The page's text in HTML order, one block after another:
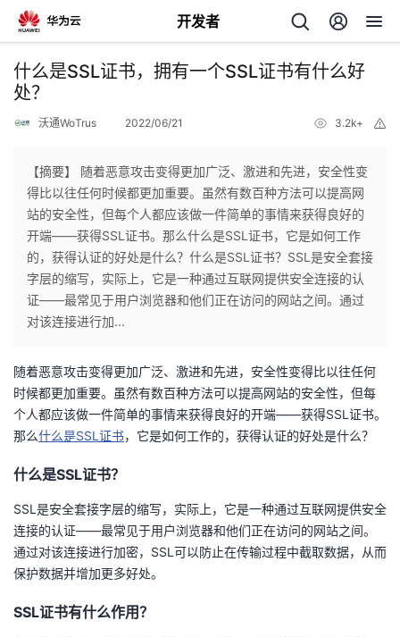
开发者
返
回
个
人
主
我
的
发
者
我
的
博
客
我
的
论
我
的
我
我
开
发
者
学
堂
我
的
Programs
我
的
支
持
我
的
我
什么是SSL证书，拥有一个SSL证书有什么好
处？
沃通WoTrus 2022/06/21 3.2k+
【摘要】 随着恶意攻击变得更加广泛、激进和先进，安全性变
得比以往任何时候都更加重要。虽然有数百种方法可以提高网
站的安全性，但每个人都应该做一件简单的事情来获得良好的
开端——获得SSL证书。那么什么是SSL证书，它是如何工作
的，获得认证的好处是什么？什么是SSL证书？SSL是安全套接
字层的缩写，实际上，它是一种通过互联网提供安全连接的认
证——最常见于用户浏览器和他们正在访问的网站之间。通过
对该连接进行加...
随着恶意攻击变得更加广泛、激进和先进，安全性变得比以往任何
时候都更加重要。虽然有数百种方法可以提高网站的安全性，但每
个人都应该做一件简单的事情来获得良好的开端——获得SSL证书。
那么什么是SSL证书，它是如何工作的，获得认证的好处是什么？
什么是SSL证书？
SSL是安全套接字层的缩写，实际上，它是一种通过互联网提供安全
连接的认证——最常见于用户浏览器和他们正在访问的网站之间。
通过对该连接进行加密，SSL可以防止在传输过程中截取数据，从而
保护数据并增加更多好处。
SSL证书有什么作用？